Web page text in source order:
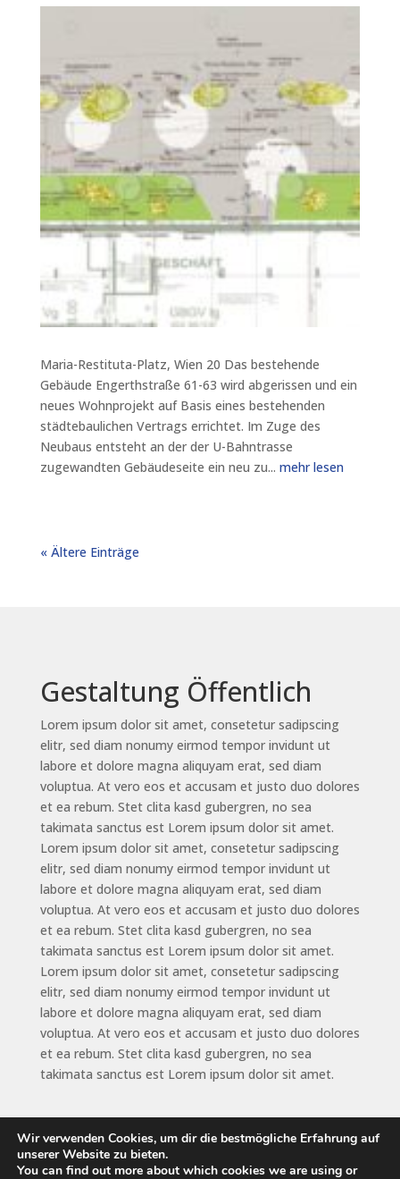
Maria-Restituta-Platz, Wien 20 Das bestehende
Gebäude Engerthstraße 61-63 wird abgerissen und ein
neues Wohnprojekt auf Basis eines bestehenden
städtebaulichen Vertrags errichtet. Im Zuge des
Neubaus entsteht an der der U-Bahntrasse
zugewandten Gebäudeseite ein neu zu... mehr lesen
« Ältere Einträge
Gestaltung Öffentlich
Lorem ipsum dolor sit amet, consetetur sadipscing
elitr, sed diam nonumy eirmod tempor invidunt ut
labore et dolore magna aliquyam erat, sed diam
voluptua. At vero eos et accusam et justo duo dolores
et ea rebum. Stet clita kasd gubergren, no sea
takimata sanctus est Lorem ipsum dolor sit amet.
Lorem ipsum dolor sit amet, consetetur sadipscing
elitr, sed diam nonumy eirmod tempor invidunt ut
labore et dolore magna aliquyam erat, sed diam
voluptua. At vero eos et accusam et justo duo dolores
et ea rebum. Stet clita kasd gubergren, no sea
takimata sanctus est Lorem ipsum dolor sit amet.
Lorem ipsum dolor sit amet, consetetur sadipscing
elitr, sed diam nonumy eirmod tempor invidunt ut
labore et dolore magna aliquyam erat, sed diam
voluptua. At vero eos et accusam et justo duo dolores
et ea rebum. Stet clita kasd gubergren, no sea
takimata sanctus est Lorem ipsum dolor sit amet.
Wir verwenden Cookies, um dir die bestmögliche Erfahrung auf
unserer Website zu bieten.
You can find out more about which cookies we are using or